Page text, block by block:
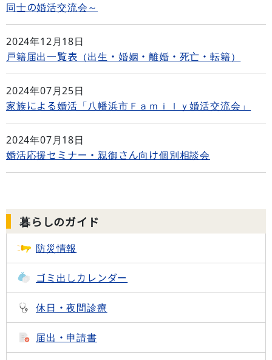
同士の婚活交流会～
2024年12月18日
戸籍届出一覧表（出生・婚姻・離婚・死亡・転籍）
2024年07月25日
家族による婚活「八幡浜市Ｆａｍｉｌｙ婚活交流会」
2024年07月18日
婚活応援セミナー・親御さん向け個別相談会
暮らしのガイド
防災情報
ゴミ出し カレンダー
休日・夜間診療
届出・申請書